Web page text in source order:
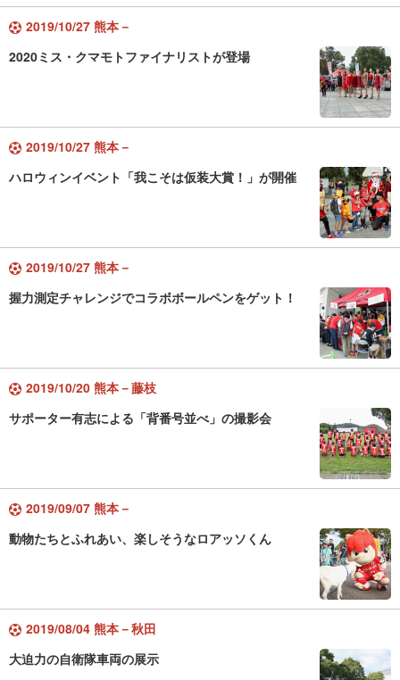
2019/10/27 熊本－
2020ミス・クマモトファイナリストが登場
2019/10/27 熊本－
ハロウィンイベント「我こそは仮装大賞！」が開催
2019/10/27 熊本－
握力測定チャレンジでコラボボールペンをゲット！
2019/10/20 熊本－藤枝
サポーター有志による「背番号並べ」の撮影会
2019/09/07 熊本－
動物たちとふれあい、楽しそうなロアッソくん
2019/08/04 熊本－秋田
大迫力の自衛隊車両の展示